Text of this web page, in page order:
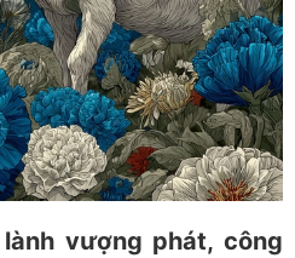
vượng phát, công